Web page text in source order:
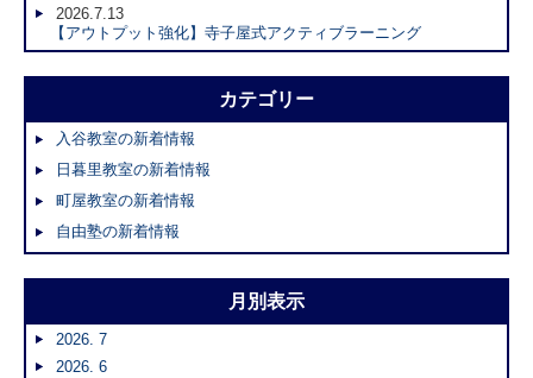
2026.7.13
【アウトプット強化】寺子屋式アクティブラーニング
カテゴリー
入谷教室の新着情報
日暮里教室の新着情報
町屋教室の新着情報
自由塾の新着情報
月別表示
2026. 7
2026. 6